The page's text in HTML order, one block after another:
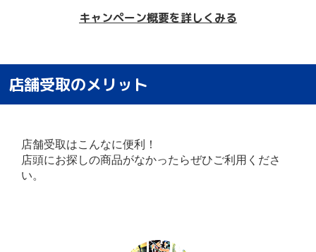
キャンペーン概要を詳しくみる
店舗受取のメリット
店舗受取はこんなに便利！
店頭にお探しの商品がなかったらぜひご利用くださ
い。